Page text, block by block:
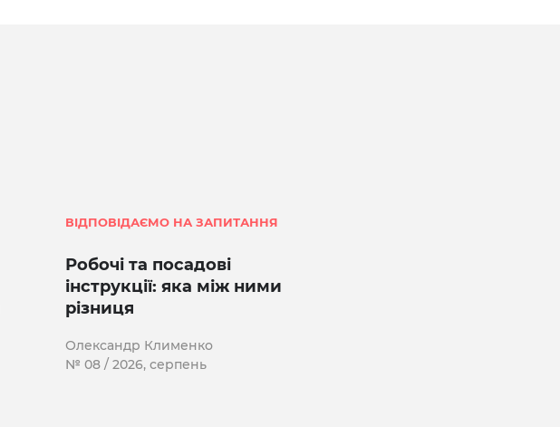
ВІДПОВІДАЄМО НА ЗАПИТАННЯ
Робочі та посадові
інструкції: яка між ними
різниця
Олександр Клименко
№ 08 / 2026, серпень